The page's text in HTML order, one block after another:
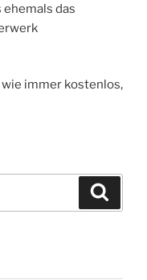
das
wie immer kostenlos,